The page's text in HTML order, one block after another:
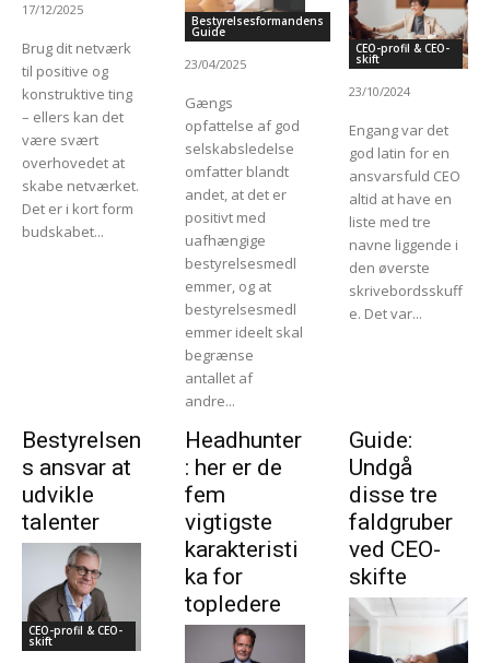
17/12/2025
Brug dit netværk
til positive og
konstruktive ting
– ellers kan det
være svært
overhovedet at
skabe netværket.
Det er i kort form
budskabet...
Bestyrelsesformandens
Guide
23/04/2025
Gængs
opfattelse af god
selskabsledelse
omfatter blandt
andet, at det er
positivt med
uafhængige
bestyrelsesmedl
emmer, og at
bestyrelsesmedl
emmer ideelt skal
begrænse
antallet af
andre...
CEO-profil & CEO-
skift
23/10/2024
Engang var det
god latin for en
ansvarsfuld CEO
altid at have en
liste med tre
navne liggende i
den øverste
skrivebordsskuff
e. Det var...
Bestyrelsen
s ansvar at
udvikle
talenter
CEO-profil & CEO-
skift
Headhunter
: her er de
fem
vigtigste
karakteristi
ka for
topledere
Guide:
Undgå
disse tre
faldgruber
ved CEO-
skifte